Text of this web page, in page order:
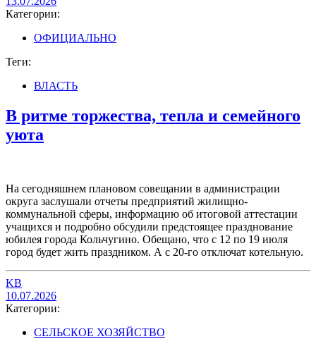
Категории:
ОФИЦИАЛЬНО
Теги:
ВЛАСТЬ
В ритме торжества, тепла и семейного
уюта
На сегодняшнем плановом совещании в администрации
округа заслушали отчеты предприятий жилищно-
коммунальной сферы, информацию об итоговой аттестации
учащихся и подробно обсудили предстоящее празднование
юбилея города Кольчугино. Обещано, что с 12 по 19 июля
город будет жить праздником. А с 20-го отключат котельную.
KB
10.07.2026
Категории:
СЕЛЬСКОЕ ХОЗЯЙСТВО